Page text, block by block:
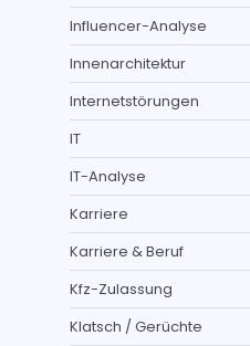
Influencer-Analyse
Innenarchitektur
Internetstörungen
IT
IT-Analyse
Karriere
Karriere & Beruf
Kfz-Zulassung
Klatsch / Gerüchte